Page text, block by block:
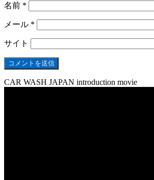
名前 *
メール *
サイト
CAR WASH JAPAN introduction movie